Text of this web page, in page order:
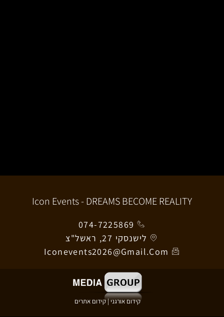
Icon Events - DREAMS BECOME REALITY
074-7225869
לישנסקי 27, ראשל"צ
Iconevents2026@gmail.com
קידום אורגני|קידום אתרים